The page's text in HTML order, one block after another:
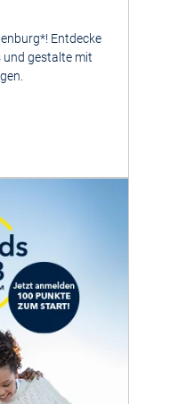
Entdecke
und gestalte mit